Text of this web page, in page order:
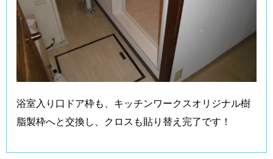
浴室入り口ドア枠も、キッチンワークスオリジナル樹
脂製枠へと交換し、クロスも貼り替え完了です！